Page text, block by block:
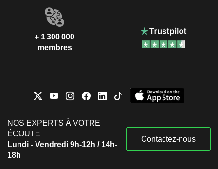
+ 1 300 000
membres
NOS EXPERTS À VOTRE
ÉCOUTE
Lundi - Vendredi 9h-12h / 14h-
18h
Contactez-nous